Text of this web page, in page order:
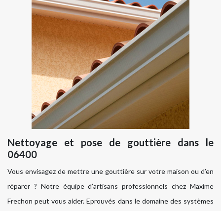
Nettoyage et pose de gouttière dans le
06400
Vous envisagez de mettre une gouttière sur votre maison ou d’en
réparer ? Notre équipe d’artisans professionnels chez Maxime
Frechon peut vous aider. Eprouvés dans le domaine des systèmes